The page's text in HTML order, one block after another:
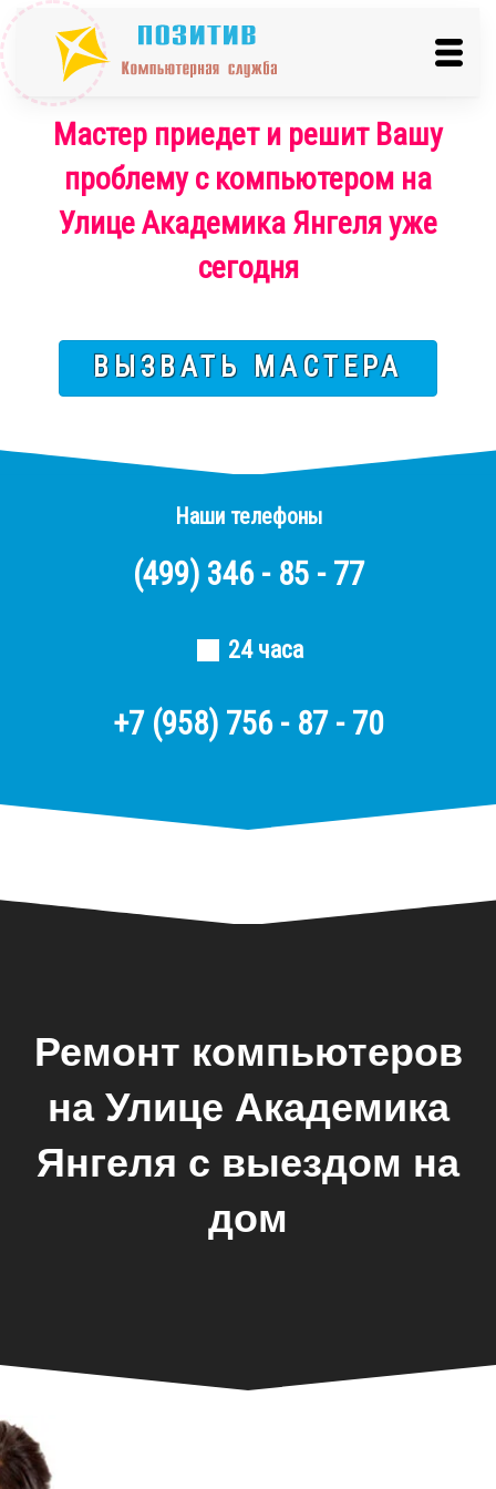
Мастер приедет и решит Вашу
проблему с компьютером на
Улице Академика Янгеля уже
сегодня
ВЫЗВАТЬ МАСТЕРА
Наши телефоны
(499) 346 - 85 - 77
24 часа
+7 (958) 756 - 87 - 70
Ремонт компьютеров
на Улице Академика
Янгеля с выездом на
дом